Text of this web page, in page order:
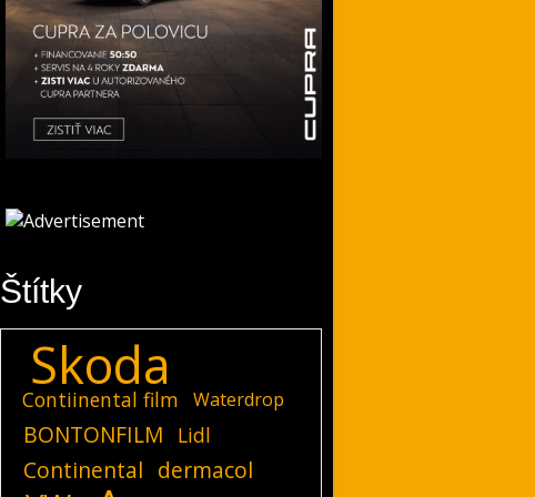
Štítky
Skoda
Contiinental film Waterdrop
BONTONFILM Lidl
Continental dermacol